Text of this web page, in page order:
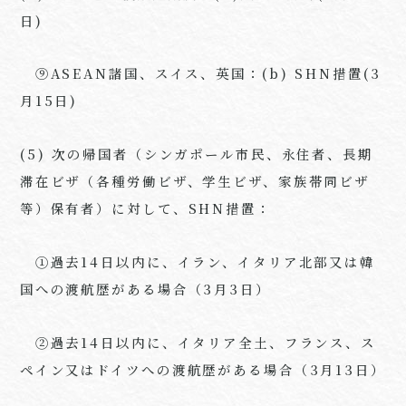
日)
⑨ASEAN諸国、スイス、英国：(b) SHN措置(3
月15日)
(5) 次の帰国者（シンガポール市民、永住者、長期
滞在ビザ（各種労働ビザ、学生ビザ、家族帯同ビザ
等）保有者）に対して、SHN措置：
①過去14日以内に、イラン、イタリア北部又は韓
国への渡航歴がある場合（3月3日）
②過去14日以内に、イタリア全土、フランス、ス
ペイン又はドイツへの渡航歴がある場合（3月13日）